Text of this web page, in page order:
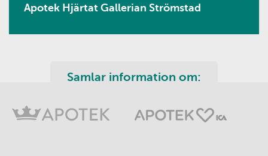
Apotek Hjärtat Gallerian Strömstad
Samlar information om: